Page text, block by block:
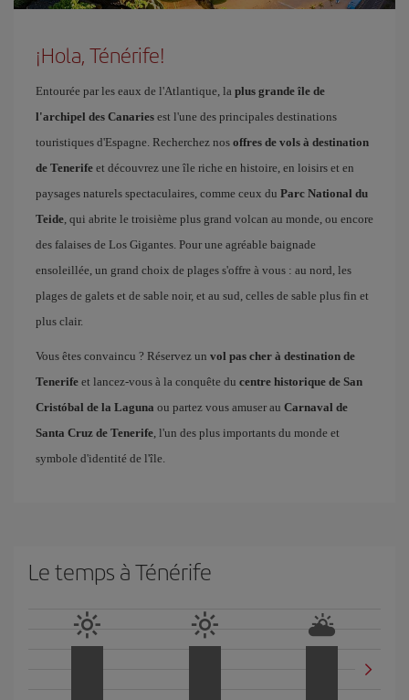
¡Hola, Ténérife!
Entourée par les eaux de l'Atlantique, la plus grande île de
l'archipel des Canaries est l'une des principales destinations
touristiques d'Espagne. Recherchez nos offres de vols à destination
de Tenerife et découvrez une île riche en histoire, en loisirs et en
paysages naturels spectaculaires, comme ceux du Parc National du
Teide , qui abrite le troisième plus grand volcan au monde, ou encore
des falaises de Los Gigantes. Pour une agréable baignade
ensoleillée, un grand choix de plages s'offre à vous : au nord, les
plages de galets et de sable noir, et au sud, celles de sable plus fin et
plus clair.
Vous êtes convaincu ? Réservez un vol pas cher à destination de
Tenerife et lancez-vous à la conquête du centre historique de San
Cristóbal de la Laguna ou partez vous amuser au Carnaval de
Santa Cruz de Tenerife , l'un des plus importants du monde et
symbole d'identité de l'île.
Le temps à Ténérife